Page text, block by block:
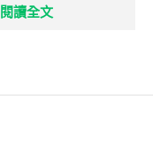
閱讀全文